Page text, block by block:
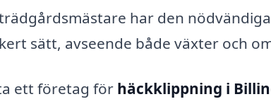
har den
sätt, avseende både växter och
ett företag för häckklippning i